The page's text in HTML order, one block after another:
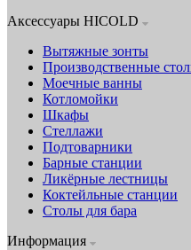
Аксессуары HICOLD
Вытяжные зонты
Производственные
Моечные ванны
Котломойки
Шкафы
Стеллажи
Подтоварники
Барные станции
Ликёрные лестницы
Коктейльные станции
Столы для бара
Информация